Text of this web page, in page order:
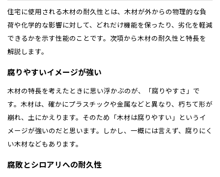
住宅に使用される木材の耐久性とは、木材が外からの物理的な負
荷や化学的な影響に対して、どれだけ機能を保ったり、劣化を軽減
できるかを示す性能のことです。次項から木材の耐久性と特長を
解説します。
腐りやすいイメージが強い
木材の特長を考えたときに思い浮かぶのが、「腐りやすさ」で
す。木材は、確かにプラスチックや金属などと異なり、朽ちて形が
崩れ、土にかえります。そのため「木材は腐りやすい」というイ
メージが強いのだと思います。しかし、一概には言えず、腐りにく
い木材などもあります。
腐敗とシロアリへの耐久性